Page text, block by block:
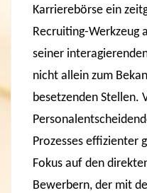
Karrierebörse ein
Recruiting-Werkzeug
seiner
nicht allein zum
besetzenden Stellen.
Prozesses effizienter
Fokus auf den
Bewerbern, der mit